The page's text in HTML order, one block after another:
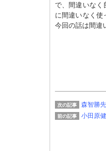
で、間違いなく
に間違いなく使
今回の話は間違
次の記事 森智勝
前の記事 小田原